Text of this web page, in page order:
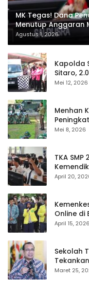
MK Tegas! Dana
Menutup Anggaran
Agustus 1, 2026
Kapolda
Sitaro,
Gratis
Mei 12, 2026
Menhan
Mei 8, 2026
TKA
April 20,
Online di
FH UI
April 15, 2026
Sekolah
Krisis
Maret 25,